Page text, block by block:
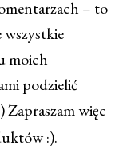
– to
wszystkie
moich
podzielić
Zapraszam więc
:).